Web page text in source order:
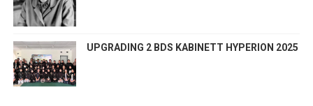
UPGRADING 2 BDS KABINETT HYPERION 2025